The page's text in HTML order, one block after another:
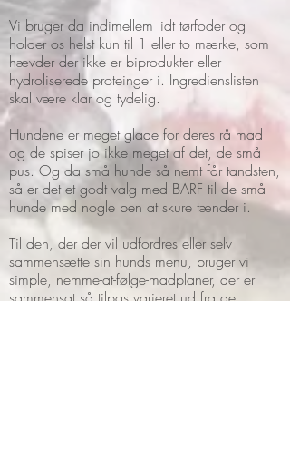
Vi bruger da indimellem lidt tørfoder og
holder os helst kun til 1 eller to mærke, som
hævder der ikke er biprodukter eller
hydroliserede proteinger i. Ingredienslisten
skal være klar og tydelig.
Hundene er meget glade for deres rå mad
og de spiser jo ikke meget af det, de små
pus. Og da små hunde så nemt får tandsten,
så er det et godt valg med BARF til de små
hunde med nogle ben at skure tænder i.
Til den, der der vil udfordres eller selv
sammensætte sin hunds menu, bruger vi
simple, nemme-at-følge-madplaner, der er
sammensat så tilpas varieret ud fra de